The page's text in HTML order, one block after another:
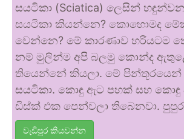
සයටිකා (Sciatica) ලෙසින්
සයටිකා කියන්නෙ? කොහොමද
වෙන්නෙ? මේ කාරණාව හරියටම
නම් මුලින්ම අපි බලමු කොන්ද
තියෙන්නේ කියලා. මේ
සයටිකා. කොඳු ඇට පහක් සහ කොඳු
ඩිස්ක් එක පෙන්වලා තිබෙනවා.
වැඩිපුර කියවන්න